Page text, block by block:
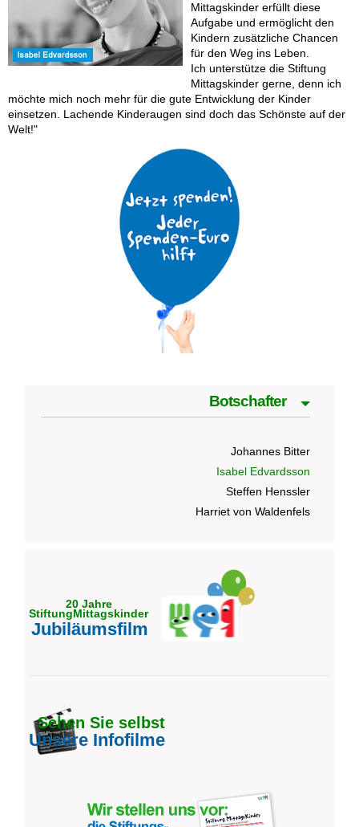
Mittagskinder erfüllt diese
Aufgabe und ermöglicht den
Kindern zusätzliche Chancen
für den Weg ins Leben.
Ich unterstütze die Stiftung
Mittagskinder gerne, denn ich
möchte mich noch mehr für die gute Entwicklung der Kinder
einsetzen. Lachende Kinderaugen sind doch das Schönste auf der
Welt!"
Botschafter
Johannes Bitter
Isabel Edvardsson
Steffen Henssler
Harriet von Waldenfels
20 Jahre
StiftungMittagskinder
Jubiläumsfilm
Sehen Sie selbst
Unsere Infofilme